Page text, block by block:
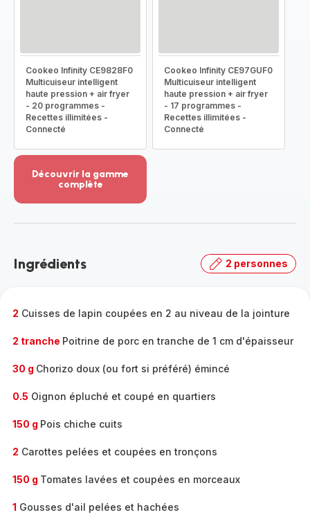
Cookeo Infinity CE9828F0
Multicuiseur intelligent
haute pression + air fryer
- 20 programmes -
Recettes illimitées -
Connecté
Cookeo Infinity CE97GUF0
Multicuiseur intelligent
haute pression + air fryer
- 17 programmes -
Recettes illimitées -
Connecté
Découvrir la gamme
complète
-
gamme
Ingrédients 2 personnes
2 Cuisses de lapin coupées en 2 au niveau de la jointure
2 tranche Poitrine de porc en tranche de 1 cm d'épaisseur
30 g Chorizo doux (ou fort si préféré) émincé
0.5 Oignon épluché et coupé en quartiers
150 g Pois chiche cuits
2 Carottes pelées et coupées en tronçons
150 g Tomates lavées et coupées en morceaux
1 Gousses d'ail pelées et hachées